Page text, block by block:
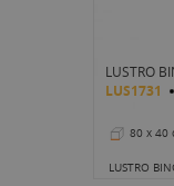
LUSTRO
LUS1731
80 x 40
LUSTRO